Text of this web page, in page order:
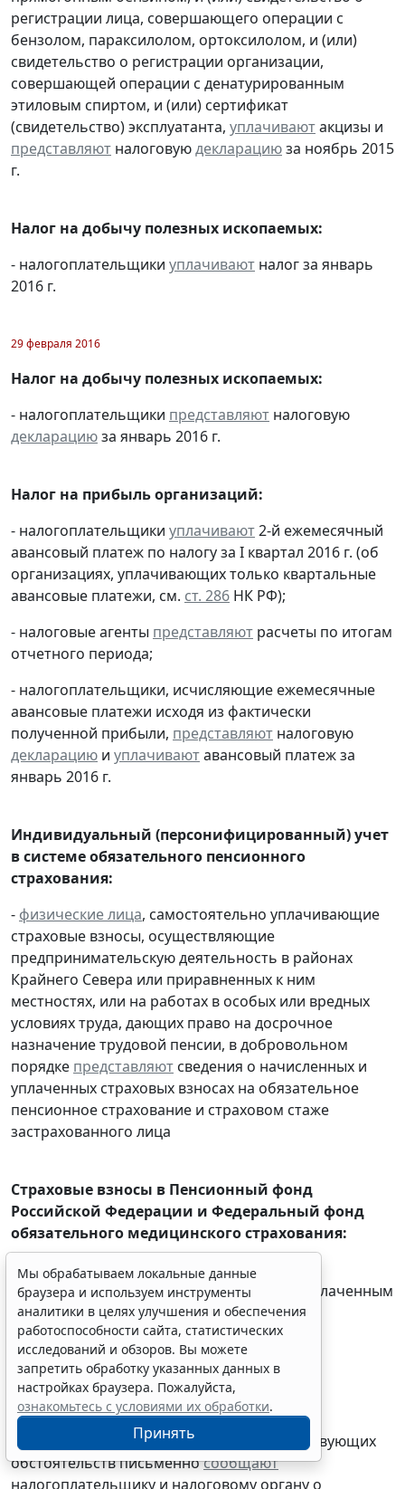
регистрации лица, совершающего операции с
бензолом, параксилолом, ортоксилолом, и (или)
свидетельство о регистрации организации,
совершающей операции с денатурированным
этиловым спиртом, и (или) сертификат
(свидетельство) эксплуатанта, уплачиваютакцизы и
представляют налоговуюдекларациюза ноябрь 2015
г.
Налог на добычу полезных ископаемых:
- налогоплательщики уплачивают налог за январь
2016 г.
29 февраля 2016
Налог на добычу полезных ископаемых:
- налогоплательщики представляют налоговую
декларациюза январь 2016 г.
Налог на прибыль организаций:
- налогоплательщики уплачивают2-й ежемесячный
авансовый платеж по налогу за I квартал 2016 г. (об
организациях, уплачивающих только квартальные
авансовые платежи, см. ст. 286 НК РФ);
- налоговые агенты представляют расчеты по итогам
отчетного периода;
- налогоплательщики, исчисляющие ежемесячные
авансовые платежи исходя из фактически
полученной прибыли, представляют налоговую
декларацию и уплачиваютавансовый платеж за
январь 2016 г.
Индивидуальный (персонифицированный) учет
в системе обязательного пенсионного
страхования:
- физические лица, самостоятельно уплачивающие
страховые взносы, осуществляющие
предпринимательскую деятельность в районах
Крайнего Севера или приравненных к ним
местностях, или на работах в особых или вредных
условиях труда, дающих право на досрочное
назначение трудовой пенсии, в добровольном
порядке представляют сведения о начисленных и
уплаченных страховых взносах на обязательное
пенсионное страхование и страховом стаже
застрахованного лица
Страховые взносы в Пенсионный фонд
Российской Федерации и Федеральный фонд
обязательного медицинского страхования:
- главы крестьянских фермерских хозяйств
представляютрасчет по начисленным и уплаченным
страховым взносам за 2015 г.
1 марта 2016
Налог на доходы физических лиц:
- налоговые агенты при наличии соответствующих
обстоятельств письменносообщают
налогоплательщику и налоговому органу о
Мы обрабатываем локальные данные
браузера и используем инструменты
аналитики в целях улучшения и обеспечения
работоспособности сайта, статистических
исследований и обзоров. Вы можете
запретить обработку указанных данных в
настройках браузера. Пожалуйста,
ознакомьтесь с условиями их обработки.
Принять